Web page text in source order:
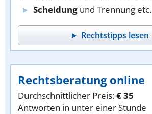
Scheidung und Trennung etc.
Rechtstipps lesen
Rechtsberatung online
Durchschnittlicher Preis:€ 35
Antworten in unter einer Stunde